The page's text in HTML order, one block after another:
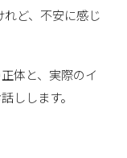
ど、不安に感じ
体と、実際のイ
しします。